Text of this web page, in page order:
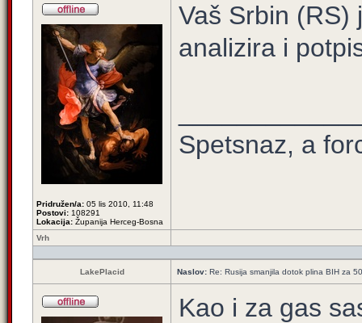
Pridružen/a: 05 lis 2010, 11:48
Postovi: 108291
Lokacija: Županija Herceg-Bosna
Vaš Srbin (RS)
analizira i
Spetsnaz, a
Vrh
LakePlacid Naslov: Re: Rusija smanjila dotok plina BIH za
Kao i za gas